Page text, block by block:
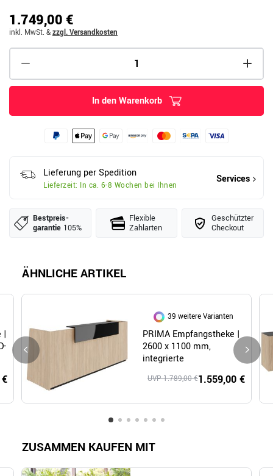
1.749,00 €
inkl. MwSt. &zzgl. Versandkosten
In den Warenkorb
Lieferung per Spedition
Lieferzeit: In ca. 6-8 Wochen bei Ihnen
Services
Bestpreis­
garantie 105%
Flexible
Zahlarten
Geschützter
Checkout
ÄHNLICHE ARTIKEL
|
39 weitere Varianten
PRIMA Empfangstheke |
2600 x 1100 mm,
integrierte
optional LED-Beleuchtung
1.559,00 €
UVP 1.789,00 €
ZUSAMMEN KAUFEN MIT